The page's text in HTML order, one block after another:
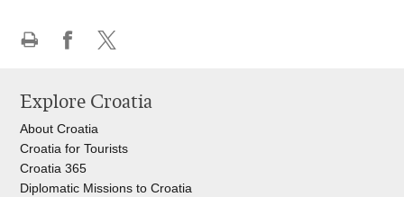
page
Facebook
X
Explore Croatia
About Croatia
Croatia for Tourists
Croatia 365
Diplomatic Missions to Croatia